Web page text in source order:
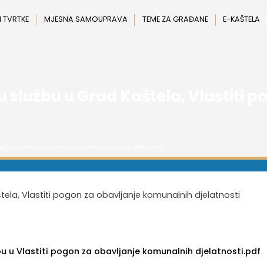
MJESNA SAMOUPRAVA TEME ZA GRAĐANE E-KAŠTELA
Vlastiti pogon za obavljanje komunalnih djelatnosti
u Vlastiti pogon za obavljanje komunalnih djelatnosti.pdf